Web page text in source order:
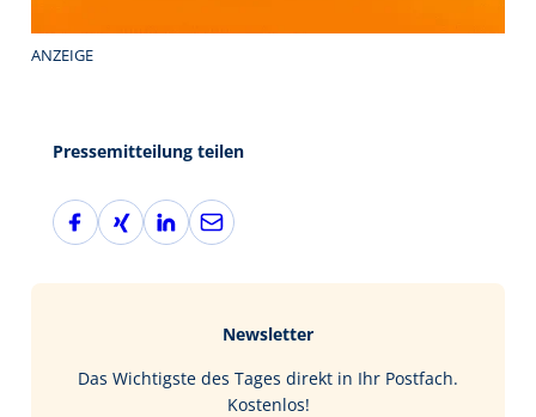
ANZEIGE
Pressemitteilung teilen
F
a
X
i
L
i
I
E
-
Newsletter
Das Wichtigste des Tages direkt in Ihr Postfach.
Kostenlos!